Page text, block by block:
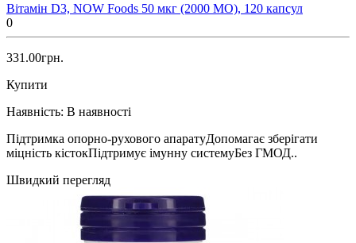
Вітамін D3, NOW Foods 50 мкг (2000 МО), 120 капсул
0
331.00грн.
Купити
Наявність: В наявності
Підтримка опорно-рухового апаратуДопомагає зберігати
міцність кістокПідтримує імунну системуБез ГМОД..
Швидкий перегляд